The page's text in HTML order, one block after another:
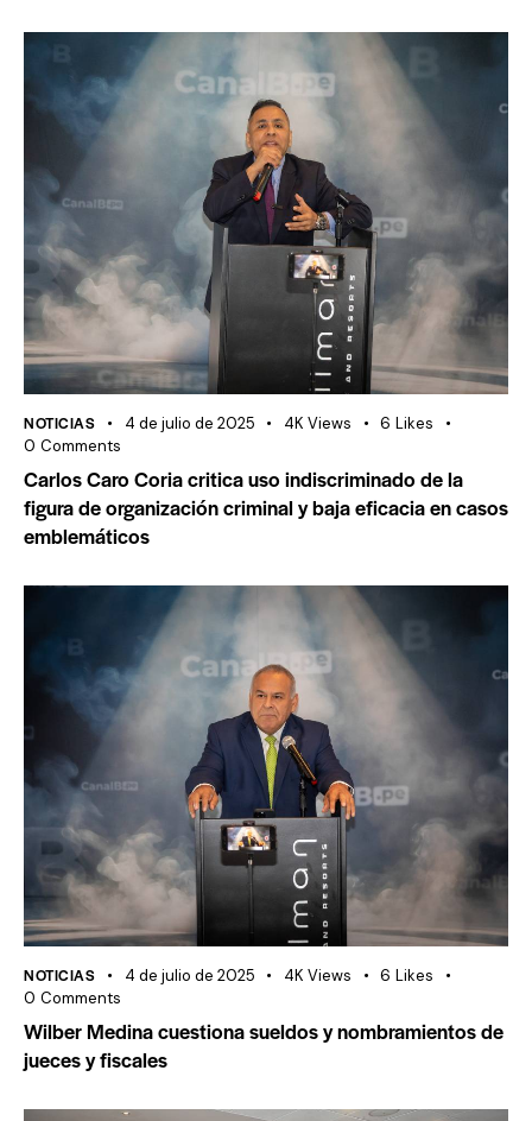
NOTICIAS 4 de julio de 2025 4K Views 6 Likes
0 Comments
Carlos Caro Coria critica uso indiscriminado de la
figura de organización criminal y baja eficacia en casos
emblemáticos
NOTICIAS 4 de julio de 2025 4K Views 6 Likes
0 Comments
Wilber Medina cuestiona sueldos y nombramientos de
jueces y fiscales